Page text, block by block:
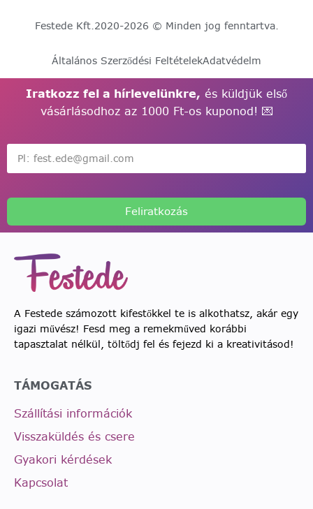
Festede Kft.2020-2026 © Minden jog fenntartva.
Általános Szerződési FeltételekAdatvédelm
Iratkozz fel a hírlevelünkre, és küldjük első
vásárlásodhoz az 1000 Ft-os kuponod! 💌
Feliratkozás
A Festede számozott kifestőkkel te is alkothatsz, akár egy
igazi művész! Fesd meg a remekműved korábbi
tapasztalat nélkül, töltődj fel és fejezd ki a kreativitásod!
TÁMOGATÁS
Szállítási információk
Visszaküldés és csere
Gyakori kérdések
Kapcsolat